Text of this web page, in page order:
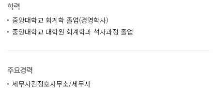
학력
중앙대학교 회계학 졸업(경영학사)
중앙대학교 대학원 회계학과 석사과정 졸업
주요경력
세무사김정호사무소/세무사